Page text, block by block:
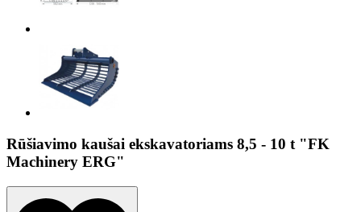
Rūšiavimo kaušai ekskavatoriams 8,5 - 10 t "FK
Machinery ERG"